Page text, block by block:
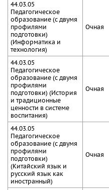
44.03.05
Педагогическое
образование (с двумя
профилями
подготовки)
(Информатика и
технология)
Очная
44.03.05
Педагогическое
образование (с двумя
профилями
подготовки) (История
и традиционные
ценности в системе
воспитания)
Очная
44.03.05
Педагогическое
образование (с двумя
профилями
подготовки)
(Китайский язык и
русский язык как
иностранный)
Очная